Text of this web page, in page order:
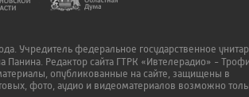
Учредитель федеральное государственное
Панина. Редактор сайта ГТРК «Ивтелерадио» -
опубликованные на сайте, защищены в
фото, аудио и видеоматериалов возможно